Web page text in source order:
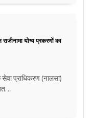
योग्य प्रकरणों का
प्राधिकरण (नालसा)